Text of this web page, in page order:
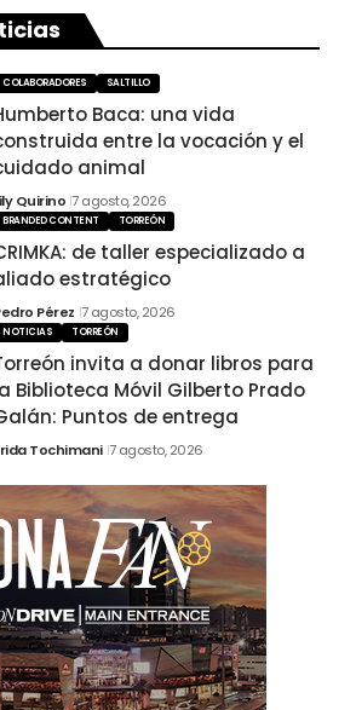
COLABORADORES SALTILLO
Baca: una vida
entre la vocación y el
animal
Quirino 7 agosto, 2026
BRANDED CONTENT TORREÓN
de taller especializado a
estratégico
Pérez 7 agosto, 2026
NOTICIAS TORREÓN
invita a donar libros para
Biblioteca Móvil Gilberto Prado
Puntos de entrega
Tochimani 7 agosto, 2026